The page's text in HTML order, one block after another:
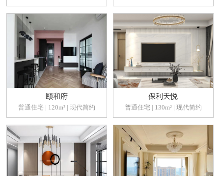
颐和府
普通住宅 | 120m² | 现代简约
保利天悦
普通住宅 | 130m² | 现代简约